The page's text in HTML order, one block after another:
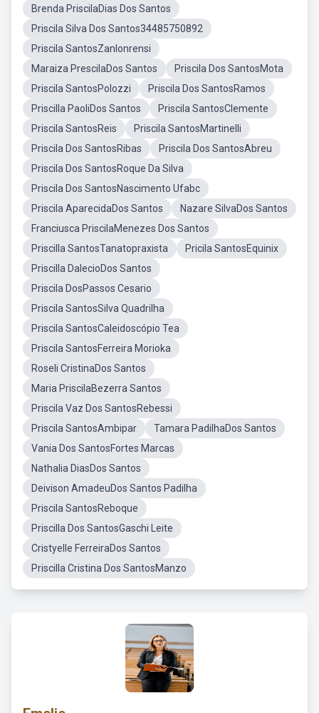
Brenda PriscilaDias Dos Santos
Priscila Silva Dos Santos34485750892
Priscila SantosZanlonrensi
Maraiza PrescilaDos Santos
Priscila Dos SantosMota
Priscila SantosPolozzi
Priscila Dos SantosRamos
Priscilla PaoliDos Santos
Priscila SantosClemente
Priscila SantosReis
Priscila SantosMartinelli
Priscila Dos SantosRibas
Priscila Dos SantosAbreu
Priscila Dos SantosRoque Da Silva
Priscila Dos SantosNascimento Ufabc
Priscila AparecidaDos Santos
Nazare SilvaDos Santos
Franciusca PriscilaMenezes Dos Santos
Priscilla SantosTanatopraxista
Pricila SantosEquinix
Priscilla DalecioDos Santos
Priscila DosPassos Cesario
Priscila SantosSilva Quadrilha
Priscila SantosCaleidoscópio Tea
Priscila SantosFerreira Morioka
Roseli CristinaDos Santos
Maria PriscilaBezerra Santos
Priscila Vaz Dos SantosRebessi
Priscila SantosAmbipar
Tamara PadilhaDos Santos
Vania Dos SantosFortes Marcas
Nathalia DiasDos Santos
Deivison AmadeuDos Santos Padilha
Priscila SantosReboque
Priscilla Dos SantosGaschi Leite
Cristyelle FerreiraDos Santos
Priscilla Cristina Dos SantosManzo